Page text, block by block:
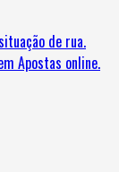
de rua.
Apostas online.